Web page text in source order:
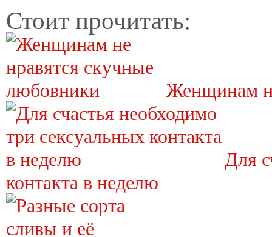
Стоит прочитать:
Женщинам
Для
контакта в неделю